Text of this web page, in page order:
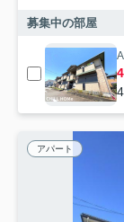
募集中の部屋
アパート